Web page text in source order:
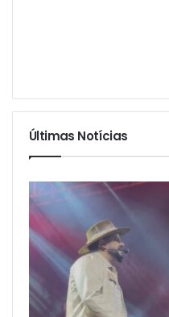
Últimas Notícias